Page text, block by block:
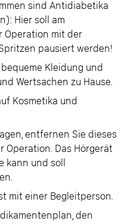
sind Antidiabetika
Hier soll am
Operation mit der
pausiert werden!
Kleidung und
Wertsachen zu Hause.
Kosmetika und
entfernen Sie dieses
Operation. Das Hörgerät
kann und soll
mit einer Begleitperson.
den